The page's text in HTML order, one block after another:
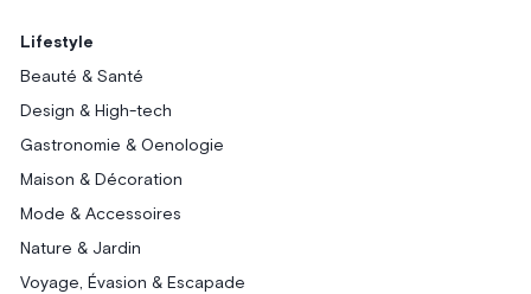
Lifestyle
Beauté & Santé
Design & High-tech
Gastronomie & Oenologie
Maison & Décoration
Mode & Accessoires
Nature & Jardin
Voyage, Évasion & Escapade